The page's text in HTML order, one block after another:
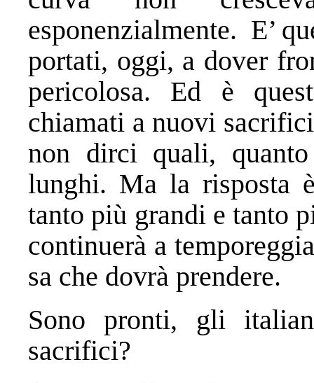
esponenzialmente. E’
portati, oggi, a dover
pericolosa. Ed è
chiamati a nuovi
non dirci quali,
lunghi. Ma la risposta
tanto più grandi e tanto
continuerà a
sa che dovrà prendere.
Sono pronti, gli
sacrifici?